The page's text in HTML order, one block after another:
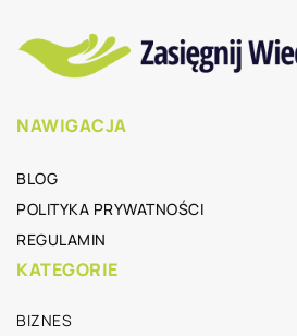
NAWIGACJA
BLOG
POLITYKA PRYWATNOŚCI
REGULAMIN
KATEGORIE
BIZNES